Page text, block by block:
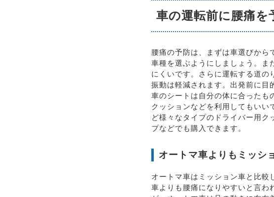
車の運転前に腰痛を
腰痛の予防は、まずは車選びから
車種を選ぶようにしましょう。ま
にくいです。さらに運転する道の
振動は軽減されます。出発前に目
車のシートは自分の体に合ったも
クッションなどを利用してもい
ど様々なタイプのドライバー用ク
プなどでも購入できます。
オートマ車よりもミッシ
オートマ車はミッション車と比較
車よりも腰痛になりやすいと言わ